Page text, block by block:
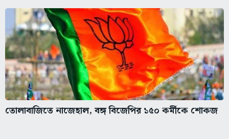
তোলাবাজিতে নাজেহাল, বঙ্গ বিজেপির ১৫০ কর্মীকে শোকজ